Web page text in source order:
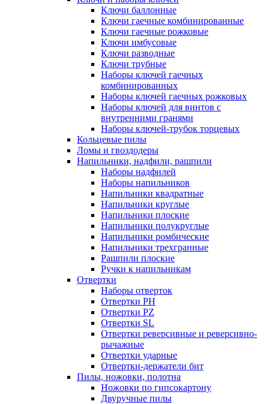
Ключи баллонные
Ключи гаечные комбинированные
Ключи гаечные рожковые
Ключи имбусовые
Ключи разводные
Ключи трубные
Наборы ключей гаечных
комбинированных
Наборы ключей гаечных рожковых
Наборы ключей для винтов с
внутренними гранями
Наборы ключей-трубок торцевых
Кольцевые пилы
Ломы и гвоздодеры
Напильники, надфили, рашпили
Наборы надфилей
Наборы напильников
Напильники квадратные
Напильники круглые
Напильники плоские
Напильники полукруглые
Напильники ромбические
Напильники трехгранные
Рашпили плоские
Ручки к напильникам
Отвертки
Наборы отверток
Отвертки PH
Отвертки PZ
Отвертки SL
Отвертки реверсивные и реверсивно-
рычажные
Отвертки ударные
Отвертки-держатели бит
Пилы, ножовки, полотна
Ножовки по гипсокартону
Двуручные пилы